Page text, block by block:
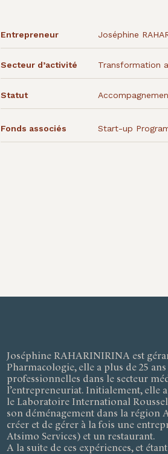
Entrepreneur Joséphine
Secteur d’activité Transformation
Statut
Fonds associés Start-up
Joséphine RAHARINIRINA est
Pharmacologie, elle a plus de 25 ans
professionnelles dans le secteur
l’entrepreneuriat. Initialement, elle
le Laboratoire International
son déménagement dans la région
créer et de gérer à la fois une
Atsimo Services) et un restaurant.
A la suite de ces expériences, et